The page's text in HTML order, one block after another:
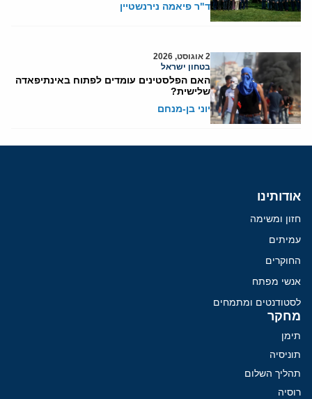
ד"ר פיאמה נירנשטיין
2 אוגוסט, 2026
בטחון ישראל
האם הפלסטינים עומדים לפתוח באינתיפאדה
שלישית?
יוני בן-מנחם
אודותינו
חזון ומשימה
עמיתים
החוקרים
אנשי מפתח
לסטודנטים ומתמחים
מחקר
תימן
תוניסיה
תהליך השלום
רוסיה